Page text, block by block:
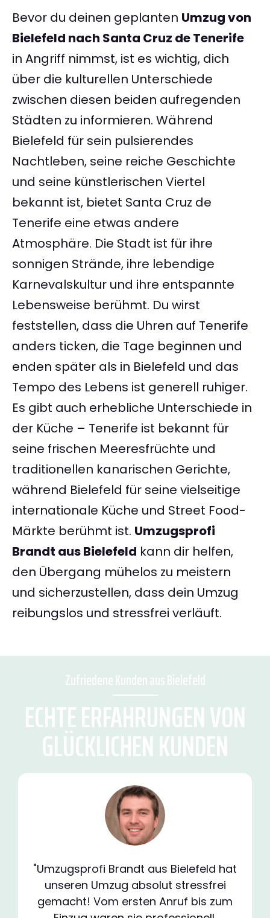
Bevor du deinen geplanten Umzug von
Bielefeld nach Santa Cruz de Tenerife
in Angriff nimmst, ist es wichtig, dich
über die kulturellen Unterschiede
zwischen diesen beiden aufregenden
Städten zu informieren. Während
Bielefeld für sein pulsierendes
Nachtleben, seine reiche Geschichte
und seine künstlerischen Viertel
bekannt ist, bietet Santa Cruz de
Tenerife eine etwas andere
Atmosphäre. Die Stadt ist für ihre
sonnigen Strände, ihre lebendige
Karnevalskultur und ihre entspannte
Lebensweise berühmt. Du wirst
feststellen, dass die Uhren auf Tenerife
anders ticken, die Tage beginnen und
enden später als in Bielefeld und das
Tempo des Lebens ist generell ruhiger.
Es gibt auch erhebliche Unterschiede in
der Küche – Tenerife ist bekannt für
seine frischen Meeresfrüchte und
traditionellen kanarischen Gerichte,
während Bielefeld für seine vielseitige
internationale Küche und Street Food-
Märkte berühmt ist. Umzugsprofi
Brandt aus Bielefeld kann dir helfen,
den Übergang mühelos zu meistern
und sicherzustellen, dass dein Umzug
reibungslos und stressfrei verläuft.
Zufriedene Kunden aus Bielefeld
ECHTE ERFAHRUNGEN VON
GLÜCKLICHEN KUNDEN
"Umzugsprofi Brandt aus Bielefeld hat
unseren Umzug absolut stressfrei
gemacht! Vom ersten Anruf bis zum